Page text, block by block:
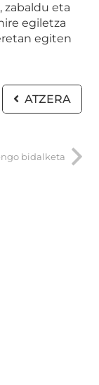
zabaldu eta
egiletza
egiten
ATZERA
bidalketa